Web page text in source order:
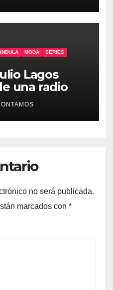
MODA
SERIES
Lagos
una radio
no será publicada.
marcados con *